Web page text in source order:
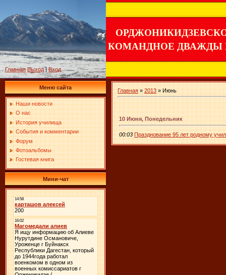
Главная Выход|Вход
КОМАНДНОЕ ДВАЖДЫ
Меню сайта
Наши новости
О нас
История училища
События и комментарии
Форум
Фотоальбомы
Гостевая книга
Мини-чат
Главная » 2013 » Июнь
10 Июня, Понедельник
00:03 Празднование 95 лет родному